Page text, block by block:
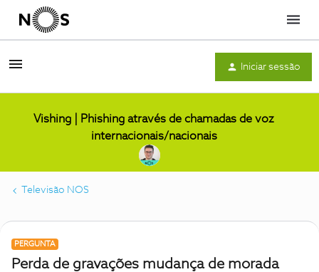
Menu
Iniciar sessão
Vishing | Phishing através de chamadas de voz
internacionais/nacionais
Televisão NOS
PERGUNTA
Perda de gravações mudança de morada